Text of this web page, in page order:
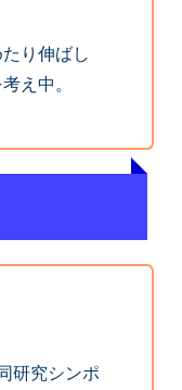
り伸ばし
え中。
研究シンポ